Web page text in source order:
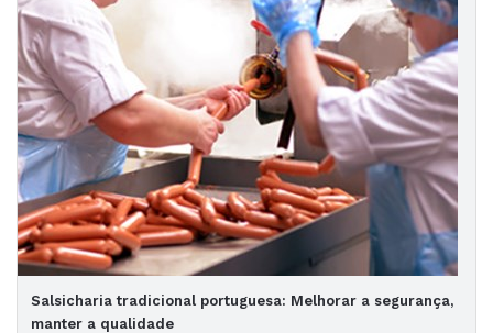
Salsicharia tradicional portuguesa: Melhorar a segurança,
manter a qualidade